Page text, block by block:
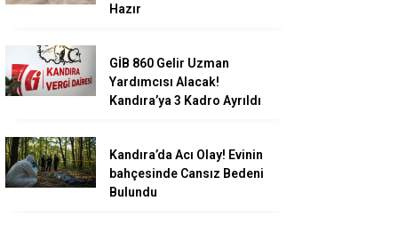
Hazır
GİB 860 Gelir Uzman
Yardımcısı Alacak!
Kandıra’ya 3 Kadro Ayrıldı
Kandıra’da Acı Olay! Evinin
bahçesinde Cansız Bedeni
Bulundu